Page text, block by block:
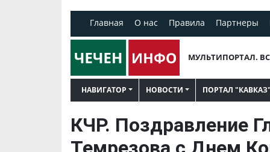
Главная О нас Правила Партнеры
МУЛЬТИПОРТАЛ.
НАВИГАТОР НОВОСТИ ПОРТАЛ "КАВКАЗ"
КЧР. Поздравление